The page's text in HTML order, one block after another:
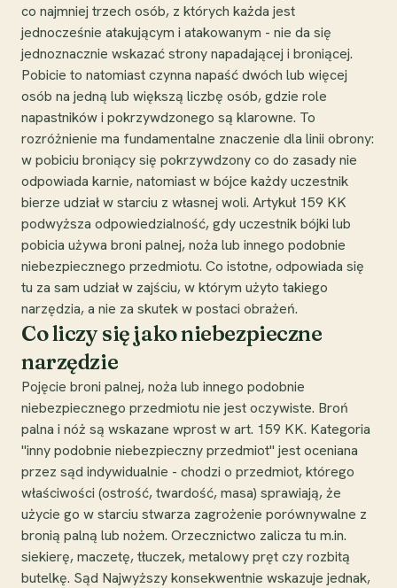
co najmniej trzech osób, z których każda jest
jednocześnie atakującym i atakowanym - nie da się
jednoznacznie wskazać strony napadającej i broniącej.
Pobicie to natomiast czynna napaść dwóch lub więcej
osób na jedną lub większą liczbę osób, gdzie role
napastników i pokrzywdzonego są klarowne. To
rozróżnienie ma fundamentalne znaczenie dla linii obrony:
w pobiciu broniący się pokrzywdzony co do zasady nie
odpowiada karnie, natomiast w bójce każdy uczestnik
bierze udział w starciu z własnej woli. Artykuł 159 KK
podwyższa odpowiedzialność, gdy uczestnik bójki lub
pobicia używa broni palnej, noża lub innego podobnie
niebezpiecznego przedmiotu. Co istotne, odpowiada się
tu za sam udział w zajściu, w którym użyto takiego
narzędzia, a nie za skutek w postaci obrażeń.
Co liczy się jako niebezpieczne
narzędzie
Pojęcie broni palnej, noża lub innego podobnie
niebezpiecznego przedmiotu nie jest oczywiste. Broń
palna i nóż są wskazane wprost w art. 159 KK. Kategoria
"inny podobnie niebezpieczny przedmiot" jest oceniana
przez sąd indywidualnie - chodzi o przedmiot, którego
właściwości (ostrość, twardość, masa) sprawiają, że
użycie go w starciu stwarza zagrożenie porównywalne z
bronią palną lub nożem. Orzecznictwo zalicza tu m.in.
siekierę, maczetę, tłuczek, metalowy pręt czy rozbitą
butelkę. Sąd Najwyższy konsekwentnie wskazuje jednak,